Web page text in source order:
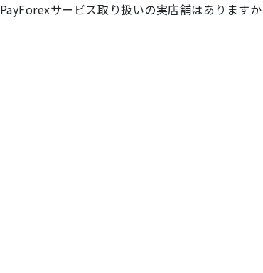
PayForexサービス取り扱いの実店舗はありますか